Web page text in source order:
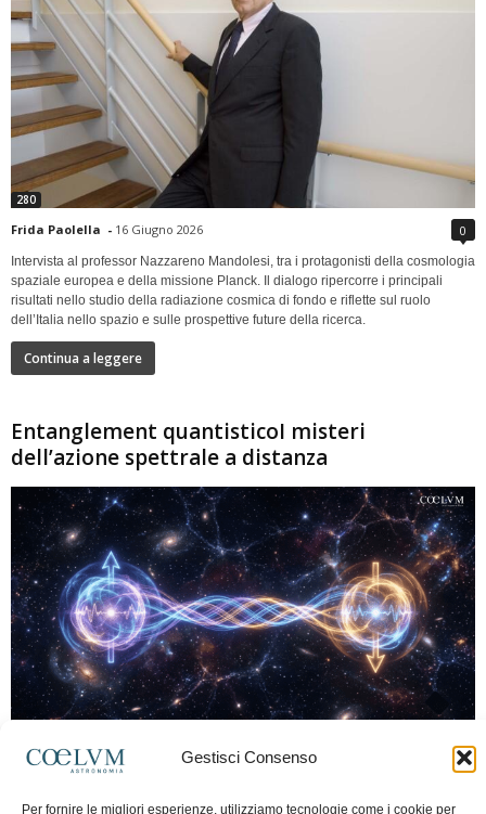
Gestisci Consenso
Per fornire le migliori esperienze, utilizziamo tecnologie come i cookie per
280
Frida Paolella - 16 Giugno 2026 0
Intervista al professor Nazzareno Mandolesi, tra i protagonisti della cosmologia
spaziale europea e della missione Planck. Il dialogo ripercorre i principali
risultati nello studio della radiazione cosmica di fondo e riflette sul ruolo
dell’Italia nello spazio e sulle prospettive future della ricerca.
Continua a leggere
Entanglement quantisticoI misteri
dell’azione spettrale a distanza
Marco Lorrai - 15 Giugno 2026 0
moderna: due particelle possono mostrare correlazioni che sembrano ignorare